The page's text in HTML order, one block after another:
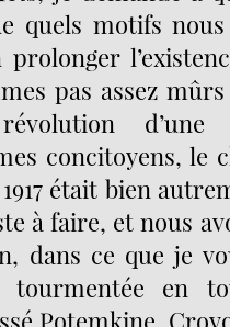
quels motifs
pas assez
d’une
concitoyens, le
était bien
à faire, et nous
dans ce que je
tourmentée en